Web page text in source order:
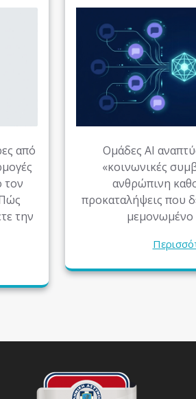
από
τον
την
Ομάδες AI
«κοινωνικές
ανθρώπινη
προκαταλήψεις που
μεμονωμένο